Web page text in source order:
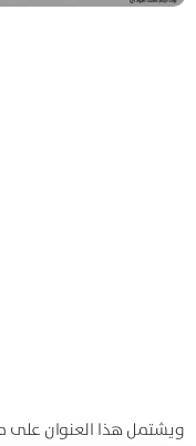
ويشتمل هذا العنوان